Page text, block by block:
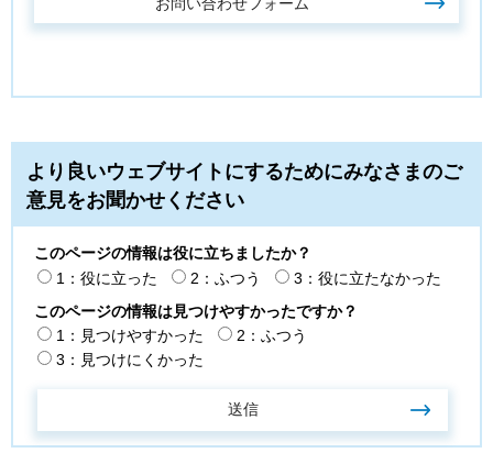
より良いウェブサイトにするためにみなさまのご
意見をお聞かせください
このページの情報は役に立ちましたか？
1：役に立った
2：ふつう
3：役に立たなかった
このページの情報は見つけやすかったですか？
1：見つけやすかった
2：ふつう
3：見つけにくかった